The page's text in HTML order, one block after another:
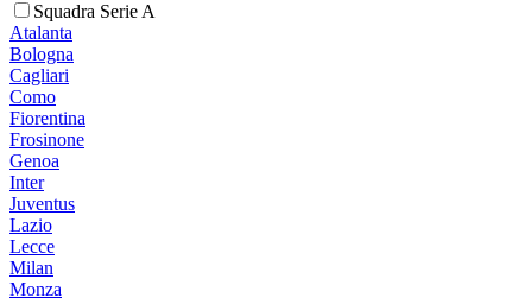
Squadra Serie A
Atalanta
Bologna
Cagliari
Como
Fiorentina
Frosinone
Genoa
Inter
Juventus
Lazio
Lecce
Milan
Monza